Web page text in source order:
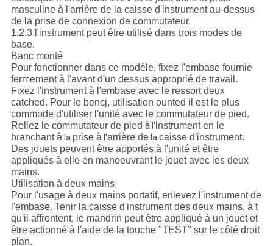
masculine à l'arrière de la caisse d'instrument au-dessus
de la prise de connexion de commutateur.
1.2.3 l'instrument peut être utilisé dans trois modes de
base.
Banc monté
Pour fonctionner dans ce modèle, fixez l'embase fournie
fermement à l'avant d'un dessus approprié de travail.
Fixez l'instrument à l'embase avec le ressort deux
catched. Pour le bencj, utilisation ounted il est le plus
commode d'utiliser l'unité avec le commutateur de pied.
Reliez le commutateur de pied àl'instrument en le
branchant àla prise àl'arrière delacaisse d'instrument.
Des jouets peuvent être apportés à l'unité et être
appliqués à elle en manoeuvrant le jouet avec les deux
mains.
Utilisation à deux mains
Pour l'usage à deux mains portatif, enlevez l'instrument de
l'embase. Tenir la caisse d'instrument des deux mains, à t
qu'il affrontent, le mandrin peut être appliqué à un jouet et
être actionné à l'aide de la touche "TEST" sur le côté droit
plan.